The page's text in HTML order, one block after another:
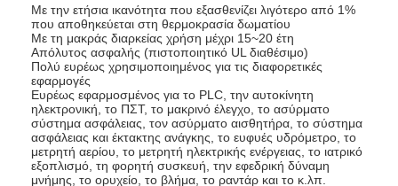
Με την ετήσια ικανότητα που εξασθενίζει λιγότερο από 1%
που αποθηκεύεται στη θερμοκρασία δωματίου
Με τη μακράς διαρκείας χρήση μέχρι 15~20 έτη
Απόλυτος ασφαλής (πιστοποιητικό UL διαθέσιμο)
Πολύ ευρέως χρησιμοποιημένος για τις διαφορετικές
εφαρμογές
Ευρέως εφαρμοσμένος για το PLC, την αυτοκίνητη
ηλεκτρονική, το ΠΣΤ, το μακρινό έλεγχο, το ασύρματο
σύστημα ασφάλειας, τον ασύρματο αισθητήρα, το σύστημα
ασφάλειας και έκτακτης ανάγκης, το ευφυές υδρόμετρο, το
μετρητή αερίου, το μετρητή ηλεκτρικής ενέργειας, το ιατρικό
εξοπλισμό, τη φορητή συσκευή, την εφεδρική δύναμη
μνήμης, το ορυχείο, το βλήμα, το ραντάρ και το κ.λπ.